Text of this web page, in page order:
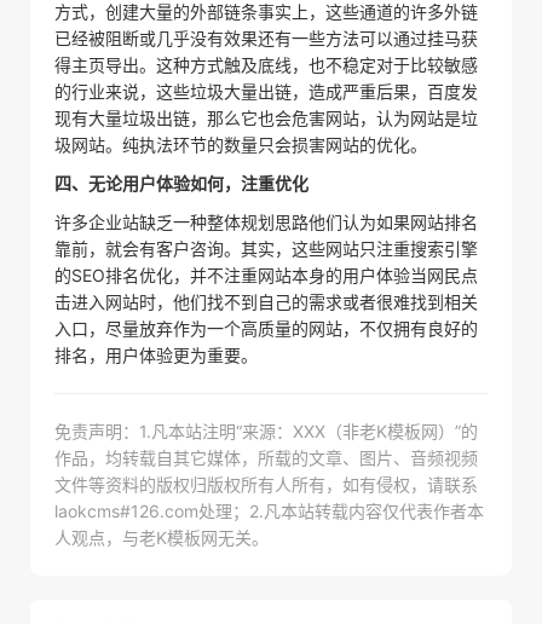
方式，创建大量的外部链条事实上，这些通道的许多外链
已经被阻断或几乎没有效果还有一些方法可以通过挂马获
得主页导出。这种方式触及底线，也不稳定对于比较敏感
的行业来说，这些垃圾大量出链，造成严重后果，百度发
现有大量垃圾出链，那么它也会危害网站，认为网站是垃
圾网站。纯执法环节的数量只会损害网站的优化。
四、无论用户体验如何，注重优化
许多企业站缺乏一种整体规划思路他们认为如果网站排名
靠前，就会有客户咨询。其实，这些网站只注重搜索引擎
的SEO排名优化，并不注重网站本身的用户体验当网民点
击进入网站时，他们找不到自己的需求或者很难找到相关
入口，尽量放弃作为一个高质量的网站，不仅拥有良好的
排名，用户体验更为重要。
免责声明：1.凡本站注明“来源：XXX（非老K模板网）”的
作品，均转载自其它媒体，所载的文章、图片、音频视频
文件等资料的版权归版权所有人所有，如有侵权，请联系
laokcms#126.com处理；2.凡本站转载内容仅代表作者本
人观点，与老K模板网无关。